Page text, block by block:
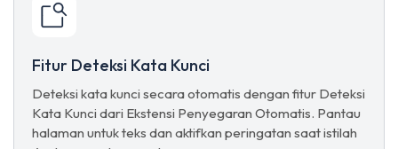
Fitur Deteksi Kata Kunci
Deteksi kata kunci secara otomatis dengan fitur Deteksi
Kata Kunci dari Ekstensi Penyegaran Otomatis. Pantau
halaman untuk teks dan aktifkan peringatan saat istilah